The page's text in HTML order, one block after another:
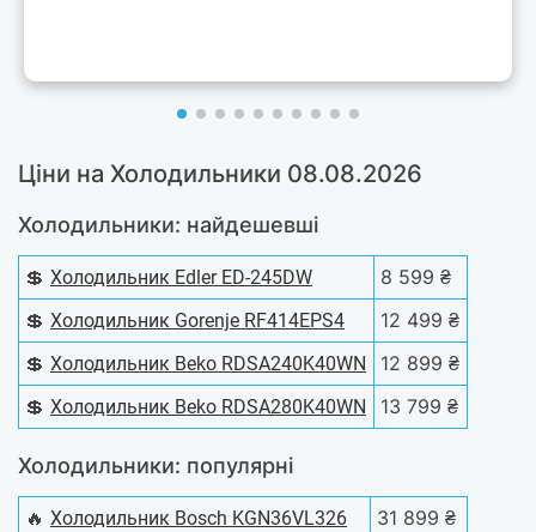
Ціни на Холодильники 08.08.2026
Холодильники: найдешевші
💲 Холодильник Edler ED-245DW
8 599 ₴
💲 Холодильник Gorenje RF414EPS4
12 499 ₴
💲 Холодильник Beko RDSA240K40WN
12 899 ₴
💲 Холодильник Beko RDSA280K40WN 13 799 ₴
Холодильники: популярні
🔥 Холодильник Bosch KGN36VL326
31 899 ₴